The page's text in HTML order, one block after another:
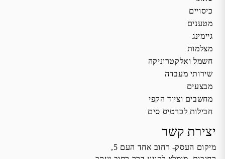
כיסויים
מטענים
גיימינג
מצלמות
חשמל ואלקטרוניקה
שירותי מעבדה
מבצעים
מחשבים וציוד הקפי
חבילות לכרטיס סים
יצירת קשר
מיקום העסק- רחוב אחד העם 5,